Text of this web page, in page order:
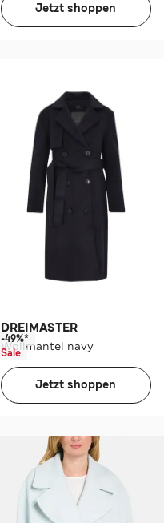
Jetzt shoppen
DREIMASTER
Wollmantel navy
-49%*
Sale
Jetzt shoppen